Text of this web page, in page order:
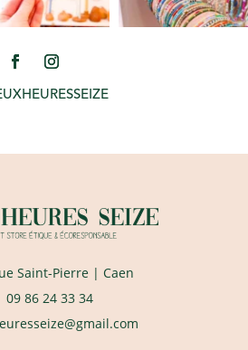
Saint-Pierre | Caen
09 86 24 33 34